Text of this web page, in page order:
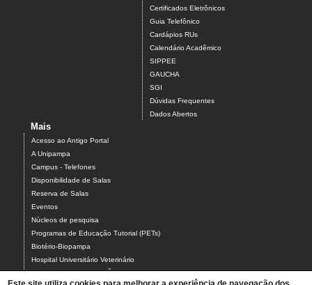
Certificados Eletrônicos
Guia Telefônico
Cardápios RUs
Calendário Acadêmico
SIPPEE
GAUCHA
SGI
Dúvidas Frequentes
Dados Abertos
Mais
Acesso ao Antigo Portal
A Unipampa
Campus - Telefones
Disponibilidade de Salas
Reserva de Salas
Eventos
Núcleos de pesquisa
Programas de Educação Tutorial (PETs)
Biotério-Biopampa
Hospital Universitário Veterinário
Chamados MANUTENÇÃO PREDIAL E AR-CONDICIONADO